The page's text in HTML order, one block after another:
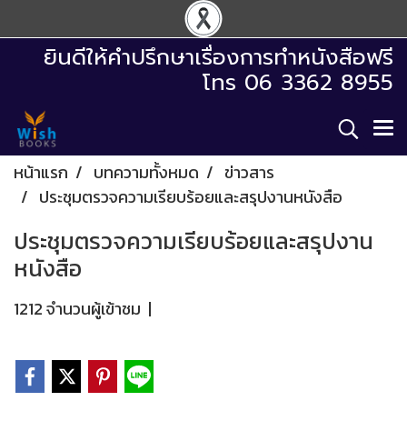
ยินดีให้คำปรึกษาเรื่องการทำหนังสือฟรี
โทร 06 3362 8955
หน้าแรก บทความทั้งหมด
ข่าวสาร
ประชุมตรวจความเรียบร้อยและสรุปงานหนังสือ
ประชุมตรวจความเรียบร้อยและสรุปงาน
หนังสือ
1212 จำนวนผู้เข้าชม |